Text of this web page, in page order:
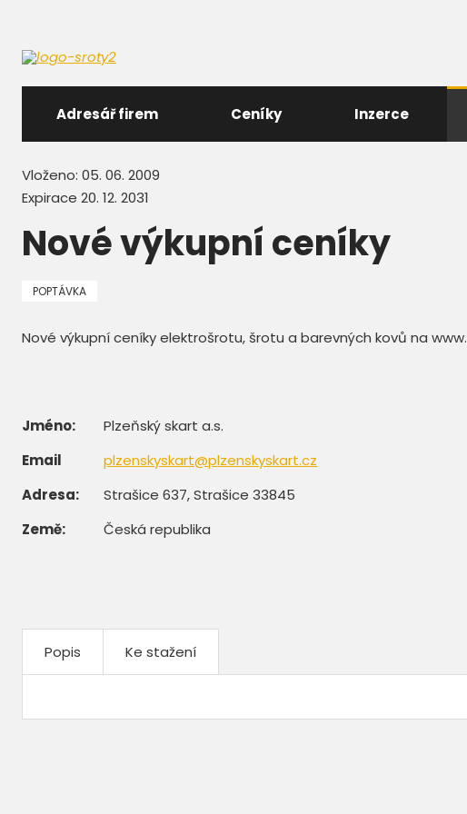
Adresář firem Ceníky Inzerce
Vloženo: 05. 06. 2009
Expirace 20. 12. 2031
Nové výkupní ceníky
POPTÁVKA
Nové výkupní ceníky elektrošrotu, šrotu a barevných kovů na
Jméno:
Plzeňský skart a.s.
Email
plzenskyskart@plzenskyskart.cz
Adresa:
Strašice 637, Strašice 33845
Země:
Česká republika
Popis Ke stažení